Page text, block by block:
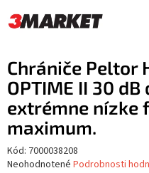
na
obsah
Chrániče Peltor
OPTIME II 30
extrémne nízke
maximum.
Kód: 7000038208
Priemerné
Neohodnotené Podrobnosti